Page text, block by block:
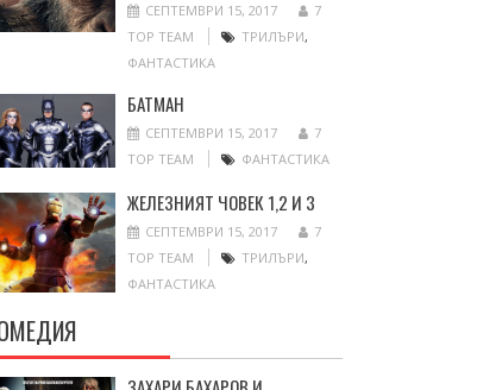
СЕПТЕМВРИ 15, 2017
7
TOP TEAM
ТРИЛЪРИ,
ФАНТАСТИКА
БАТМАН
СЕПТЕМВРИ 15, 2017
7
TOP TEAM
ФАНТАСТИКА
ЖЕЛЕЗНИЯТ ЧОВЕК 1,2 И 3
СЕПТЕМВРИ 15, 2017
7
TOP TEAM
ТРИЛЪРИ,
ФАНТАСТИКА